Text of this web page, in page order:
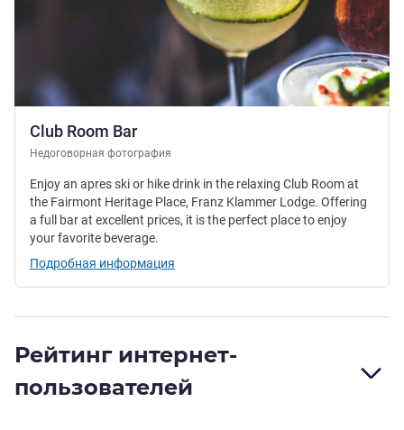
Club Room Bar
Недоговорная фотография
Enjoy an apres ski or hike drink in the relaxing Club Room at
the Fairmont Heritage Place, Franz Klammer Lodge. Offering
a full bar at excellent prices, it is the perfect place to enjoy
your favorite beverage.
Подробная информация
Рейтинг интернет-
пользователей